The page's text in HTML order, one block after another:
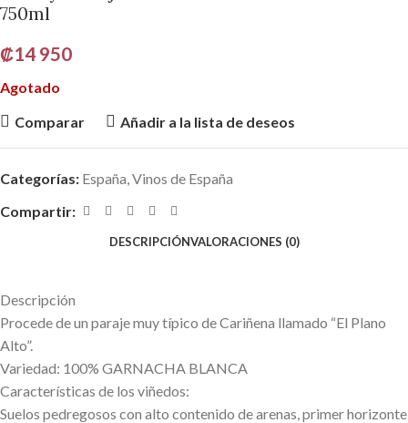
750ml
₡14 950
Agotado
Comparar
Añadir a la lista de deseos
Categorías: España,Vinos de España
Compartir:
DESCRIPCIÓNVALORACIONES (0)
Descripción
Procede de un paraje muy típico de Cariñena llamado “El Plano
Alto”.
Variedad: 100% GARNACHA BLANCA
Características de los viñedos:
Suelos pedregosos con alto contenido de arenas, primer horizonte